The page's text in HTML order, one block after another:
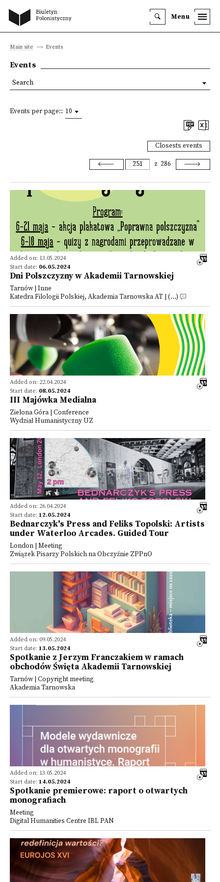
Menu
Main site Events
Events
Events per page:: 10
Closests events
z 286
Added on: 13.05.2024
Start date: 06.05.2024
Dni Polszczyzny w Akademii Tarnowskiej
Tarnów | Inne
Katedra Filologii Polskiej, Akademia Tarnowska AT | (...)
Added on: 22.04.2024
Start date: 08.05.2024
III Majówka Medialna
Zielona Góra | Conference
Wydział Humanistyczny UZ
Added on: 26.04.2024
Start date: 12.05.2024
Bednarczyk's Press and Feliks Topolski: Artists
under Waterloo Arcades. Guided Tour
London | Meeting
Związek Pisarzy Polskich na Obczyźnie ZPPnO
Added on: 09.05.2024
Start date: 13.05.2024
Spotkanie z Jerzym Franczakiem w ramach
obchodów Święta Akademii Tarnowskiej
Tarnów | Copyright meeting
Akademia Tarnowska
Added on: 13.05.2024
Start date: 14.05.2024
Spotkanie premierowe: raport o otwartych
monografiach
Meeting
Digital Humanities Centre IBL PAN
Search